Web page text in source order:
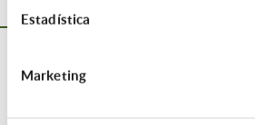
Estadística
Marketing